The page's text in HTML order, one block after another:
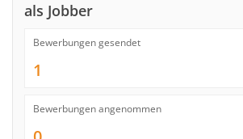
als Jobber
Bewerbungen gesendet
1
Bewerbungen angenommen